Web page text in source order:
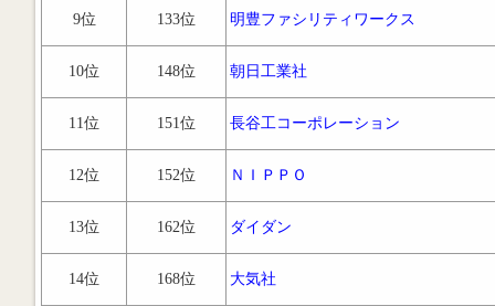
9位 133位 明豊ファシリティワークス
10位 148位 朝日工業社
11位 151位 長谷工コーポレーション
12位 152位 ＮＩＰＰＯ
13位 162位 ダイダン
14位 168位 大気社